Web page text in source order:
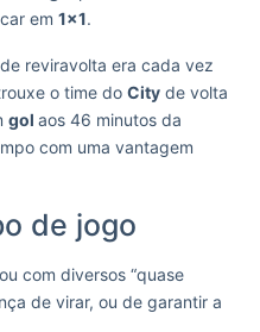
em 1×1.
reviravolta era cada vez
o time do City de volta
gol aos 46 minutos da
com uma vantagem
de jogo
com diversos “quase
de virar, ou de garantir a